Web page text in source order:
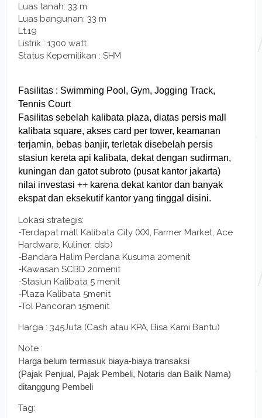
Luas tanah: 33 m
Luas bangunan: 33 m
Lt.19
Listrik : 1300 watt
Status Kepemilikan : SHM
Fasilitas : Swimming Pool, Gym, Jogging Track,
Tennis Court
Fasilitas sebelah kalibata plaza, diatas persis mall
kalibata square, akses card per tower, keamanan
terjamin, bebas banjir, terletak disebelah persis
stasiun kereta api kalibata, dekat dengan sudirman,
kuningan dan gatot subroto (pusat kantor jakarta)
nilai investasi ++ karena dekat kantor dan banyak
ekspat dan eksekutif kantor yang tinggal disini.
Lokasi strategis:
-Terdapat mall Kalibata City (XXI, Farmer Market, Ace
Hardware, Kuliner, dsb)
-Bandara Halim Perdana Kusuma 20menit
-Kawasan SCBD 20menit
-Stasiun Kalibata 5 menit
-Plaza Kalibata 5menit
-Tol Pancoran 15menit
Harga : 345Juta (Cash atau KPA, Bisa Kami Bantu)
Note :
Harga belum termasuk biaya-biaya transaksi
(Pajak Penjual, Pajak Pembeli, Notaris dan Balik Nama)
ditanggung Pembeli
Tag: